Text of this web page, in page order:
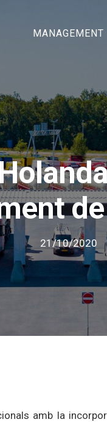
MANAGEMENT
21/10/2020
amb la